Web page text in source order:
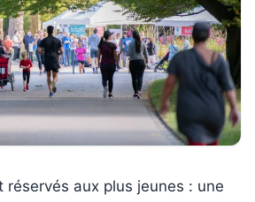
réservés aux plus jeunes : une